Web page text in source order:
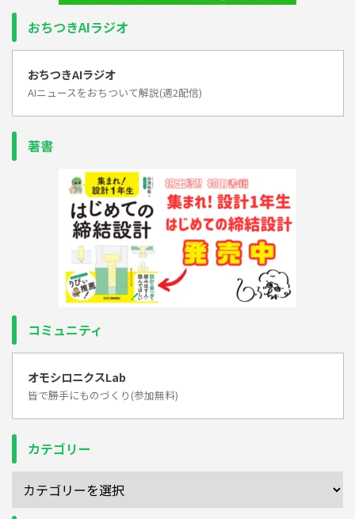
おちつきAIラジオ
おちつきAIラジオ
AIニュースをおちついて解説(週2配信)
著書
コミュニティ
オモシロニクスLab
皆で勝手にものづくり(参加無料)
カテゴリー